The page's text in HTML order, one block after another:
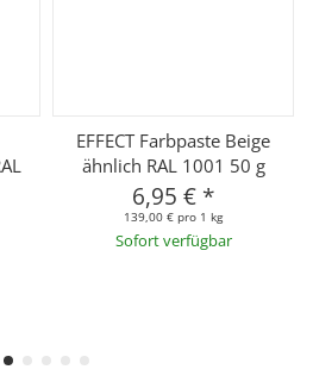
EFFECT Farbpaste Beige
ähnlich RAL 1001 50 g
6,95 € *
139,00 € pro 1 kg
Sofort verfügbar